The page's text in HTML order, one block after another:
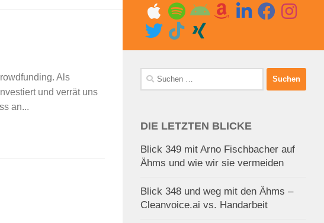
Als
und verrät uns
an...
Suchen
nach:
DIE LETZTEN BLICKE
Blick 349 mit Arno Fischbacher auf
Ähms und wie wir sie vermeiden
Blick 348 und weg mit den Ähms –
Cleanvoice.ai vs. Handarbeit